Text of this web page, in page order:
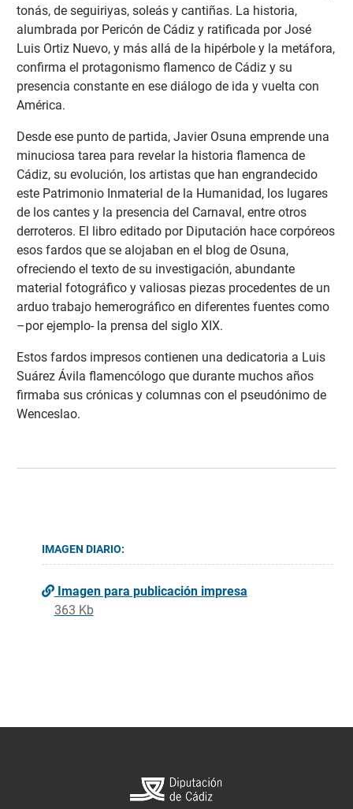
tonás, de seguiriyas, soleás y cantiñas. La historia,
alumbrada por Pericón de Cádiz y ratificada por José
Luis Ortiz Nuevo, y más allá de la hipérbole y la metáfora,
confirma el protagonismo flamenco de Cádiz y su
presencia constante en ese diálogo de ida y vuelta con
América.
Desde ese punto de partida, Javier Osuna emprende una
minuciosa tarea para revelar la historia flamenca de
Cádiz, su evolución, los artistas que han engrandecido
este Patrimonio Inmaterial de la Humanidad, los lugares
de los cantes y la presencia del Carnaval, entre otros
derroteros. El libro editado por Diputación hace corpóreos
esos fardos que se alojaban en el blog de Osuna,
ofreciendo el texto de su investigación, abundante
material fotográfico y valiosas piezas procedentes de un
arduo trabajo hemerográfico en diferentes fuentes como
–por ejemplo- la prensa del siglo XIX.
Estos fardos impresos contienen una dedicatoria a Luis
Suárez Ávila flamencólogo que durante muchos años
firmaba sus crónicas y columnas con el pseudónimo de
Wenceslao.
IMAGEN DIARIO:
Imagen para publicación impresa
363 Kb